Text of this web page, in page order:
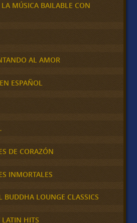
MÚSICA BAILABLE CON
AL AMOR
ESPAÑOL
DE CORAZÓN
INMORTALES
BUDDHA LOUNGE CLASSICS
LATIN HITS